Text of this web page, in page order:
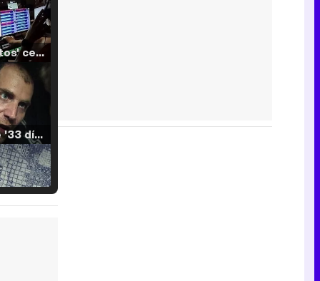
'120 Minutos' celebra sus 2.000 programas en Telemadrid con un vídeo del día a día en la redacción
Tráiler de '33 días', la nueva serie de Atresplayer con Julián Villagrán y José Manuel Poga